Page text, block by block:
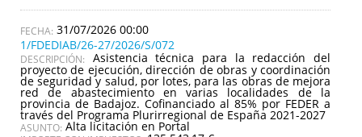
31/07/2026 00:00
1/FDEDIAB/26-27/2026/S/072
DESCRIPCIÓN: Asistencia técnica para la redacción del
proyecto de ejecución, dirección de obras y coordinación
de seguridad y salud, por lotes, para las obras de mejora
red de abastecimiento en varias localidades de la
provincia de Badajoz. Cofinanciado al 85% por FEDER a
través del Programa Plurirregional de España 2021-2027
ASUNTO: Alta licitación en Portal